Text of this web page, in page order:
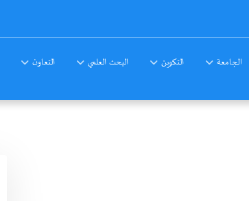
الجامعة التكوين البحث العلمي التعاون